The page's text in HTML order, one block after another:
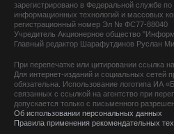
зарегистрировано в Федеральной службе
информационных технологий и массовых
регистрационный номер Эл № ФС77-88040
Учредитель Акционерное общество
Главный редактор Шарафутдинов Руслан
При перепечатке или цитировании ссылка
Для интернет-изданий и социальных сетей
обязательна. Использование логотипа ИА
связанных с ссылкой на агентство при
допускается только с письменного
Об использовании персональных данных
Правила применения рекомендательных